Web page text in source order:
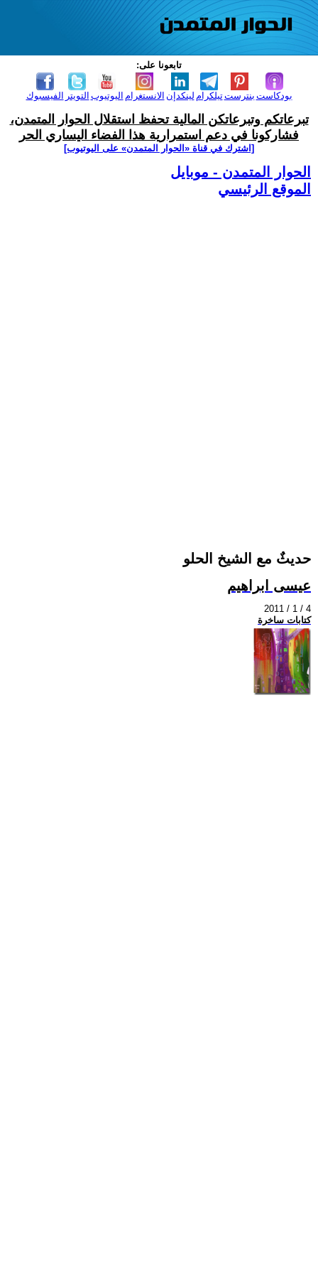
تابعونا على:
الفيسبوك التويتر اليوتيوب الانستغرام لينكدإن تيلكرامبنترست بودكاست
تبرعاتكم وتبرعاتكن المالية تحفظ استقلال الحوار المتمدن،
فشاركونا في دعم استمرارية هذا الفضاء اليساري الحر
[اشترك في قناة ‫«الحوار المتمدن» على اليوتيوب]
الحوار المتمدن - موبايل
الموقع الرئيسي
حديثٌ مع الشيخ الحلو
عيسى ابراهيم
2011 / 1 / 4
كتابات ساخرة